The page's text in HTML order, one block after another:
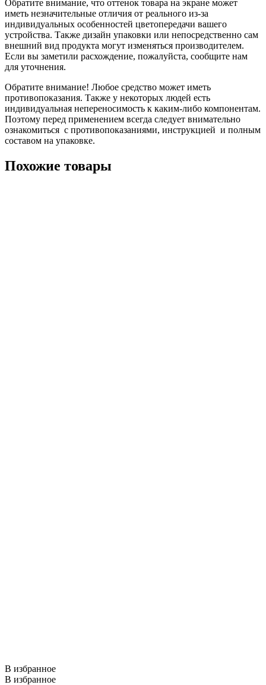
Обратите внимание, что оттенок товара на экране может
иметь незначительные отличия от реального из-за
индивидуальных особенностей цветопередачи вашего
устройства. Также дизайн упаковки или непосредственно сам
внешний вид продукта могут изменяться производителем.
Если вы заметили расхождение, пожалуйста, сообщите нам
для уточнения.
Обратите внимание! Любое средство может иметь
противопоказания. Также у некоторых людей есть
индивидуальная непереносимость к каким-либо компонентам.
Поэтому перед применением всегда следует внимательно
ознакомиться с противопоказаниями, инструкцией и полным
составом на упаковке.
Похожие товары
В избранное
В избранное